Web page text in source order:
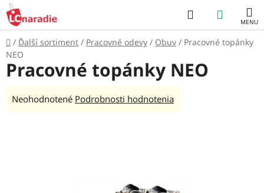
Prejsť
na
obsah
Hľadať
KOŠÍK
Domov
/ Ďalší sortiment / Pracovné odevy / Obuv / Pracovné topánky
NEO
Pracovné topánky NEO
Priemerné
Neohodnotené Podrobnosti hodnotenia